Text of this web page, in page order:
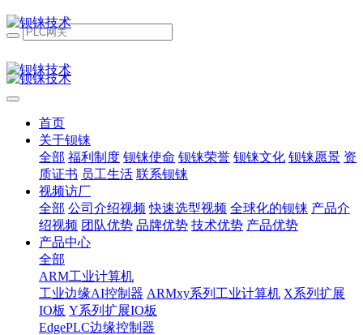
首页
关于钡铼
全部 福利制度 钡铼使命 钡铼荣誉 钡铼文化 钡铼愿景 资
质证书 员工生活 联系钡铼
视频访厂
全部 公司介绍视频 快速选型视频 全球化的钡铼 产品介
绍视频 团队优势 品牌优势 技术优势 产品优势
产品中心
全部
ARM工业计算机
工业边缘AI控制器 ARMxy系列工业计算机 X系列扩展
IO板 Y系列扩展IO板
EdgePLC边缘控制器